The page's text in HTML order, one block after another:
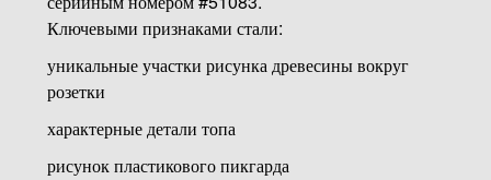
Ключевыми признаками стали:
уникальные участки рисунка древесины вокруг
розетки
характерные детали топа
рисунок пластикового пикгарда